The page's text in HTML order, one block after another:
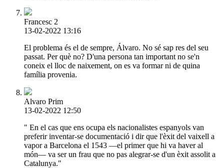
Francesc 2
13-02-2022 13:16
El problema és el de sempre, Álvaro. No sé sap res del seu
passat. Per què no? D'una persona tan important no se'n
coneix el lloc de naixement, on es va formar ni de quina
família provenia.
Alvaro Prim
13-02-2022 12:50
" En el cas que ens ocupa els nacionalistes espanyols van
preferir inventar-se documentació i dir que l'èxit del vaixell a
vapor a Barcelona el 1543 ―el primer que hi va haver al
món― va ser un frau que no pas alegrar-se d'un èxit assolit a
Catalunya."